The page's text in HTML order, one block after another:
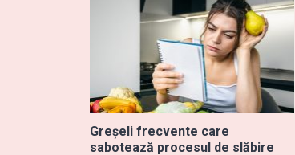
Greșeli frecvente care
sabotează procesul de slăbire